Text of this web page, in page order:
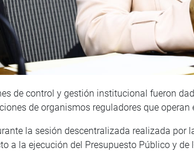
de control y gestión institucional fueron
de organismos reguladores que
la sesión descentralizada realizada
a la ejecución del Presupuesto Público y